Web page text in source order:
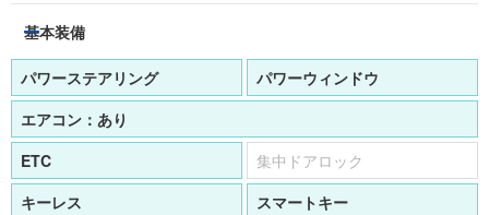
基本装備
パワーステアリング
パワーウィンドウ
エアコン： あり
ETC
集中ドアロック
キーレス
スマートキー